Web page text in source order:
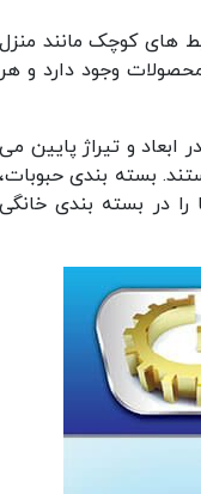
کوچک مانند منزل
وجود دارد و هر
و تیراژ پایین می
بسته بندی حبوبات،
در بسته بندی خانگی